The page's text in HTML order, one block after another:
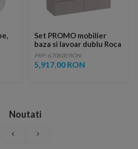
Set PROMO mobilier
baza si lavoar dublu Roca
Ona Unik 4 sertare
120x46 cm gri mat
PRP: 6,708.00 RON
5,917.00 RON
Noutati